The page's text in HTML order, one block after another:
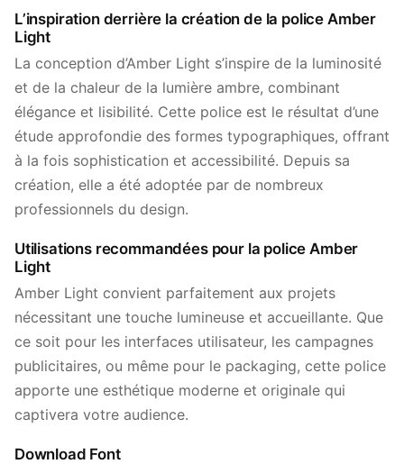
L’inspiration derrière la création de la police Amber
Light
La conception d’Amber Light s’inspire de la luminosité
et de la chaleur de la lumière ambre, combinant
élégance et lisibilité. Cette police est le résultat d’une
étude approfondie des formes typographiques, offrant
à la fois sophistication et accessibilité. Depuis sa
création, elle a été adoptée par de nombreux
professionnels du design.
Utilisations recommandées pour la police Amber
Light
Amber Light convient parfaitement aux projets
nécessitant une touche lumineuse et accueillante. Que
ce soit pour les interfaces utilisateur, les campagnes
publicitaires, ou même pour le packaging, cette police
apporte une esthétique moderne et originale qui
captivera votre audience.
Download Font